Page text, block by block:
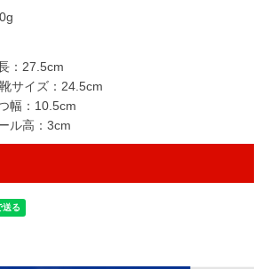
：27.5cm
サイズ：24.5cm
幅：10.5cm
ル高：3cm